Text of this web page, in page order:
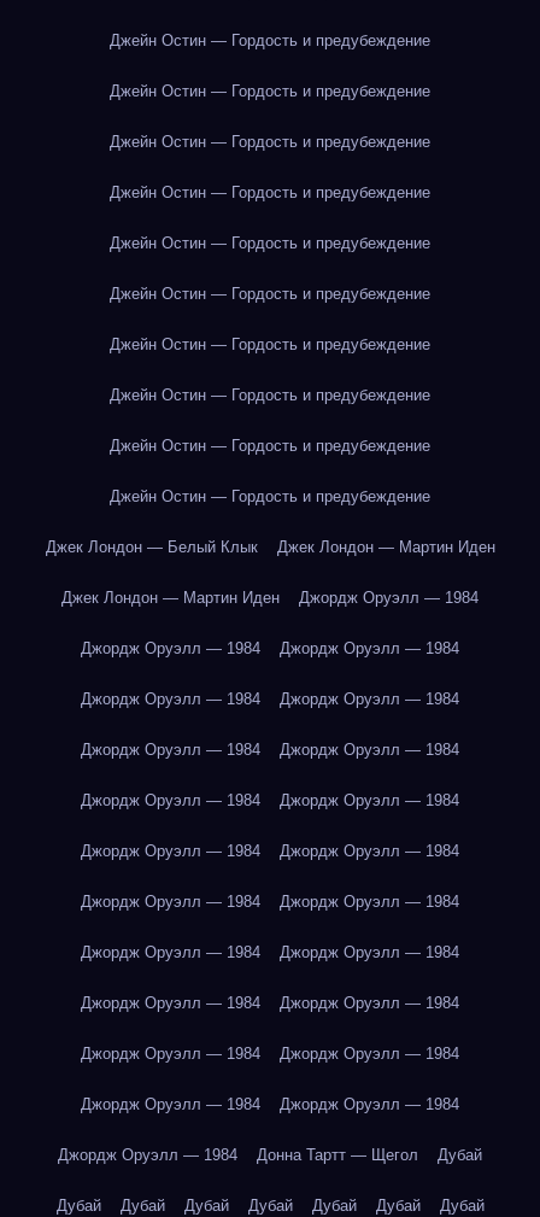
Джейн Остин — Гордость и предубеждение
Джейн Остин — Гордость и предубеждение
Джейн Остин — Гордость и предубеждение
Джейн Остин — Гордость и предубеждение
Джейн Остин — Гордость и предубеждение
Джейн Остин — Гордость и предубеждение
Джейн Остин — Гордость и предубеждение
Джейн Остин — Гордость и предубеждение
Джейн Остин — Гордость и предубеждение
Джейн Остин — Гордость и предубеждение
Джек Лондон — Белый Клык Джек Лондон — Мартин Иден
Джек Лондон — Мартин Иден Джордж Оруэлл — 1984
Джордж Оруэлл — 1984 Джордж Оруэлл — 1984
Джордж Оруэлл — 1984 Джордж Оруэлл — 1984
Джордж Оруэлл — 1984 Джордж Оруэлл — 1984
Джордж Оруэлл — 1984 Джордж Оруэлл — 1984
Джордж Оруэлл — 1984 Джордж Оруэлл — 1984
Джордж Оруэлл — 1984 Джордж Оруэлл — 1984
Джордж Оруэлл — 1984 Джордж Оруэлл — 1984
Джордж Оруэлл — 1984 Джордж Оруэлл — 1984
Джордж Оруэлл — 1984 Джордж Оруэлл — 1984
Джордж Оруэлл — 1984 Джордж Оруэлл — 1984
Джордж Оруэлл — 1984 Донна Тартт — Щегол Дубай
Дубай Дубай Дубай Дубай Дубай Дубай Дубай